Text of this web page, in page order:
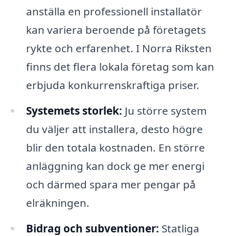
anställa en professionell installatör
kan variera beroende på företagets
rykte och erfarenhet. I Norra Riksten
finns det flera lokala företag som kan
erbjuda konkurrenskraftiga priser.
Systemets storlek: Ju större system
du väljer att installera, desto högre
blir den totala kostnaden. En större
anläggning kan dock ge mer energi
och därmed spara mer pengar på
elräkningen.
Bidrag och subventioner: Statliga